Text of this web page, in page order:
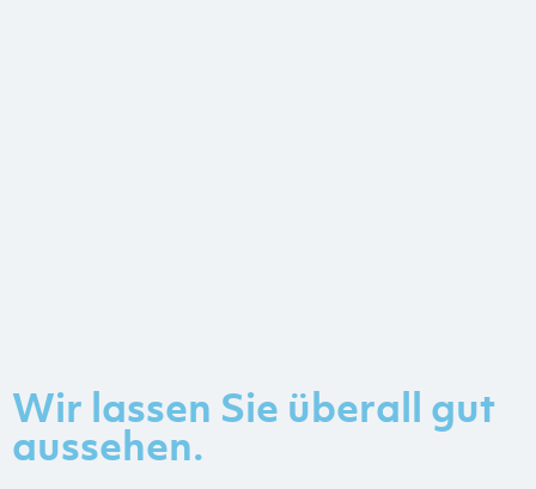
Wir lassen Sie überall gut
aussehen.